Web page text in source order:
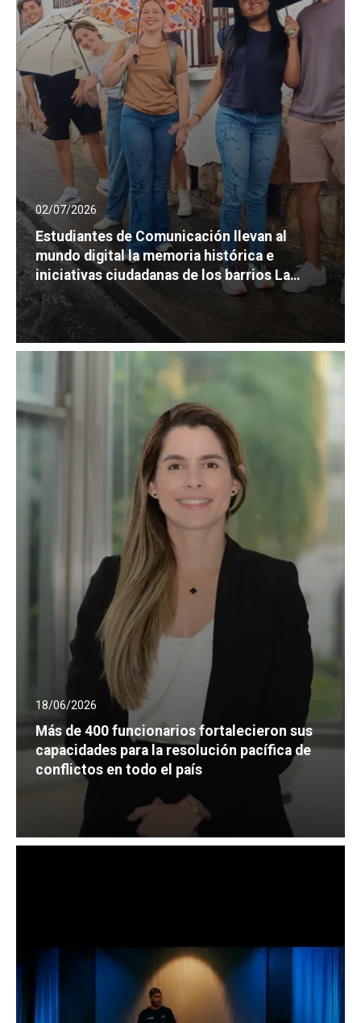
02/07/2026
Estudiantes de Comunicación llevan al
mundo digital la memoria histórica e
iniciativas ciudadanas de los barrios La
Merced y Santa Rosa
18/06/2026
Más de 400 funcionarios fortalecieron sus
capacidades para la resolución pacífica de
conflictos en todo el país